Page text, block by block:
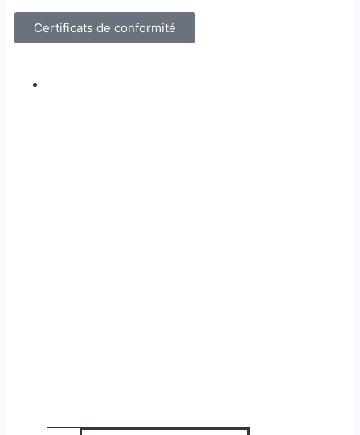
Certificats de conformité